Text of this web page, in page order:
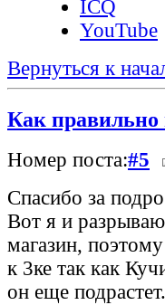
ICQ
YouTube
Вернуться к
Как правильно
Номер поста:#5
Спасибо за
Вот я и
магазин,
к 3ке так как
он еще подрастет.